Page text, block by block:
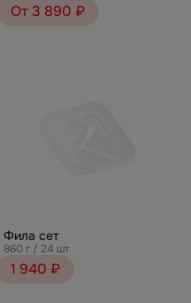
От 3 890 ₽
Фила сет
860 г / 24 шт
1 940 ₽